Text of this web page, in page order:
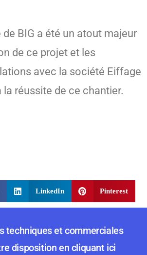
BIG a été un atout majeur
de ce projet et les
avec la société Eiffage
réussite de ce chantier.
LinkedIn Pinterest
techniques et commerciales
disposition en cliquant ici